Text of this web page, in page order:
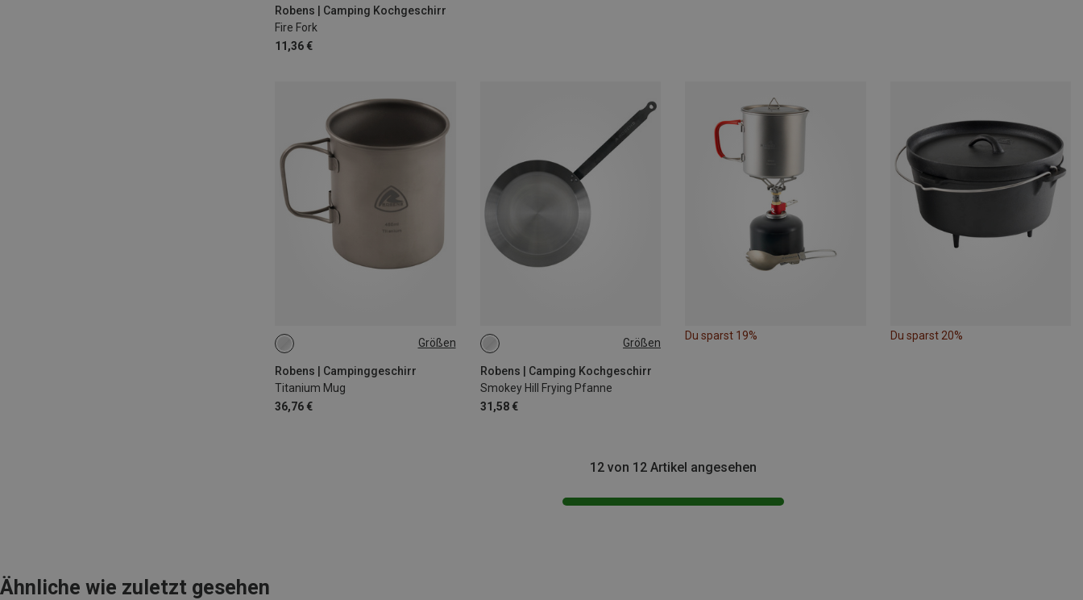
Robens | Camping Kochgeschirr
Fire Fork
11,36 €
Größen
Robens | Campinggeschirr
Titanium Mug
36,76 €
ONE SIZE Größen
Robens | Camping Kochgeschirr
Smokey Hill Frying Pfanne
31,58 €
ONE SIZE
Du sparst 19% Du sparst 20%
12 von 12 Artikel angesehen
Ähnliche wie zuletzt gesehen